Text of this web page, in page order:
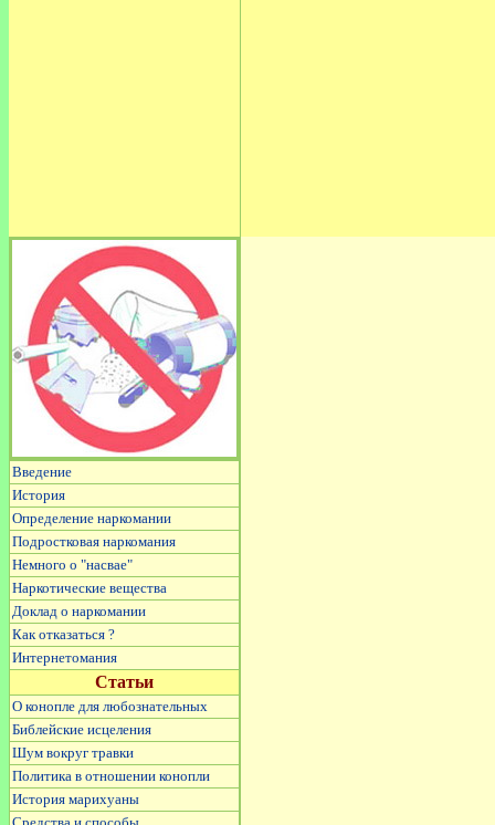
Введение
История
Определение наркомании
Подростковая наркомания
Немного о "насвае"
Наркотические вещества
Доклад о наркомании
Как отказаться ?
Интернетомания
Статьи
О конопле для любознательных
Библейские исцеления
Шум вокруг травки
Политика в отношении конопли
История марихуаны